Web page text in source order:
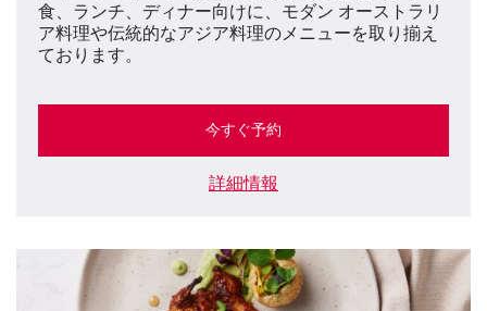
食、ランチ、ディナー向けに、モダン オーストラリ
ア料理や伝統的なアジア料理のメニューを取り揃え
ております。
今すぐ予約
詳細情報